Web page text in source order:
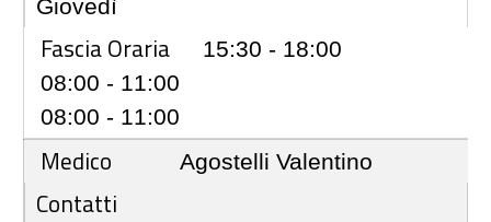
Giovedì
Fascia Oraria
15:30 - 18:00
08:00 - 11:00
08:00 - 11:00
Medico Agostelli Valentino
Contatti